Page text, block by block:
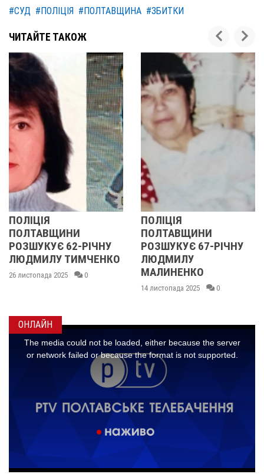
#СУД #ПОЛІЦІЯ #ПОЛТАВЩИНА #ЗБИТКИ
ЧИТАЙТЕ ТАКОЖ
62-РІЧНУ
ТИМЧЕНКО
0
ПОЛТАВЩИНИ
РОЗШУКУЄ 67-РІЧНУ
ЛЮДМИЛУ
МАЛИНЕНКО
14 листопада 2025 0
ОНЛАЙН